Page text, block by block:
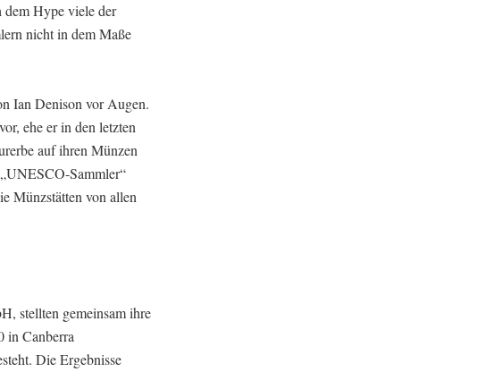
dem Hype viele der
nicht in dem Maße
Ian Denison vor Augen.
ehe er in den letzten
auf ihren Münzen
Sammler“
Münzstätten von allen
stellten gemeinsam ihre
in Canberra
Die Ergebnisse